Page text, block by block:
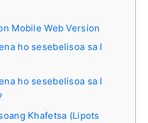
Mobile Web Version
ho sesebelisoa sa I
ho sesebelisoa sa I
Khafetsa (Lipots